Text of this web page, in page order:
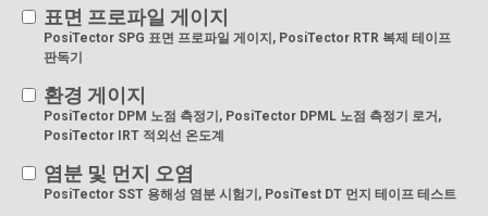
표면 프로파일 게이지
PosiTector SPG 표면 프로파일 게이지, PosiTector RTR 복제 테이프
판독기
환경 게이지
PosiTector DPM 노점 측정기, PosiTector DPML 노점 측정기 로거,
PosiTector IRT 적외선 온도계
염분 및 먼지 오염
PosiTector SST 용해성 염분 시험기, PosiTest DT 먼지 테이프 테스트